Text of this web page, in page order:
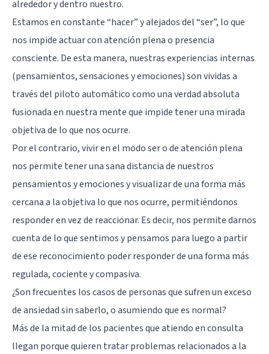
alrededor y dentro nuestro.
Estamos en constante “hacer” y alejados del “ser”, lo que
nos impide actuar con atención plena o presencia
consciente. De esta manera, nuestras experiencias internas
(pensamientos, sensaciones y emociones) son vividas a
través del piloto automático como una verdad absoluta
fusionada en nuestra mente que impide tener una mirada
objetiva de lo que nos ocurre.
Por el contrario, vivir en el modo ser o de atención plena
nos permite tener una sana distancia de nuestros
pensamientos y emociones y visualizar de una forma más
cercana a la objetiva lo que nos ocurre, permitiéndonos
responder en vez de reaccionar. Es decir, nos permite darnos
cuenta de lo que sentimos y pensamos para luego a partir
de ese reconocimiento poder responder de una forma más
regulada, cociente y compasiva.
¿Son frecuentes los casos de personas que sufren un exceso
de ansiedad sin saberlo, o asumiendo que es normal?
Más de la mitad de los pacientes que atiendo en consulta
llegan porque quieren tratar problemas relacionados a la